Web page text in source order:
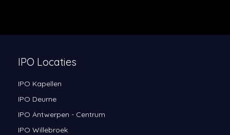
IPO Locaties
IPO Kapellen
IPO Deurne
IPO Antwerpen - Centrum
IPO Willebroek